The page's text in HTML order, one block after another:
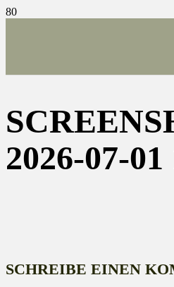
2026-07-01
SCHREIBE EINEN